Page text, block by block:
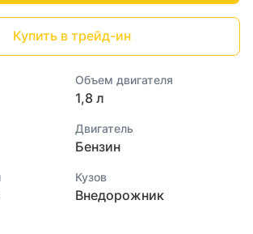
Купить в трейд-ин
Объем двигателя
1,8 л
Двигатель
Бензин
Кузов
Внедорожник